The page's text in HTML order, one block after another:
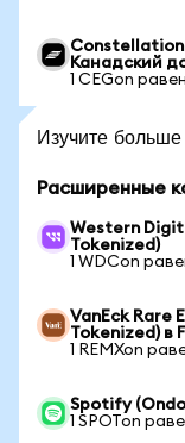
Constellation
Канадский
1 CEGon
Изучите
Расширенные
Western
Tokenized)
1 WDCon
VanEck Rare
Tokenized) в
1 REMXon
Spotify
1 SPOTon